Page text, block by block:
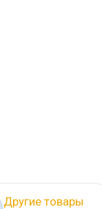
Другие товары